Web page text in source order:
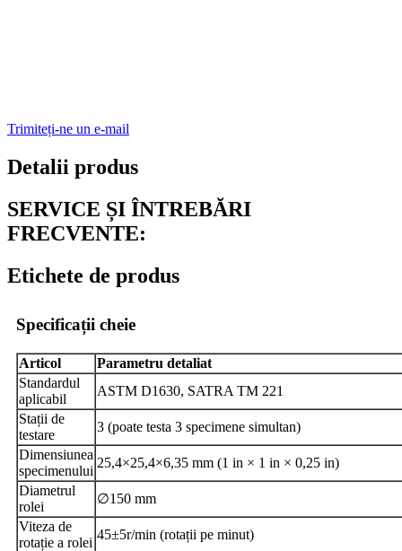
Trimiteți-ne un e-mail
Detalii produs
SERVICE ȘI ÎNTREBĂRI
FRECVENTE:
Etichete de produs
Specificații cheie
Articol
Parametru detaliat
Standardul
aplicabil
ASTM D1630, SATRA TM 221
Stații de
testare
3 (poate testa 3 specimene simultan)
Dimensiunea
specimenului
25,4×25,4×6,35 mm (1 in × 1 in × 0,25 in)
Diametrul
rolei
∅150 mm
Viteza de
rotație a rolei
45±5r/min (rotații pe minut)